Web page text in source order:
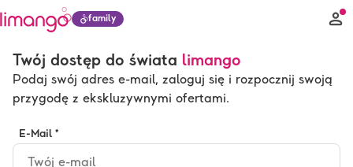
family
Twój dostęp do świata limango
Podaj swój adres e-mail, zaloguj się i rozpocznij swoją
przygodę z ekskluzywnymi ofertami.
E-Mail *